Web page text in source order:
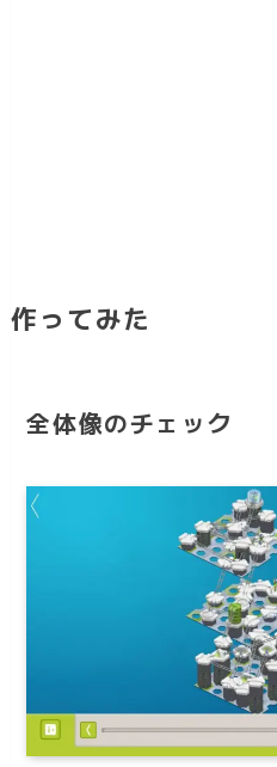
作ってみた
全体像のチェック